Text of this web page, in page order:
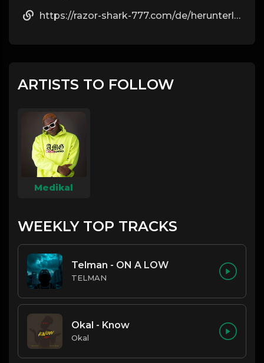
https://razor-shark-777.com/de/herunterladen
ARTISTS TO FOLLOW
Medikal
WEEKLY TOP TRACKS
Telman - ON A LOW
TELMAN
Okal - Know
Okal